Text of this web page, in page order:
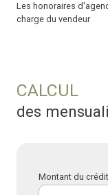
Les honoraires
charge du vendeur
CALCUL
des
Montant du